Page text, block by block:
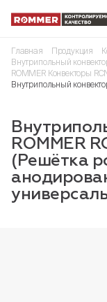
Главная Продукция
Внутрипольный
ROMMER Конвекторы
Внутрипольный
ROMMER
(Решётка